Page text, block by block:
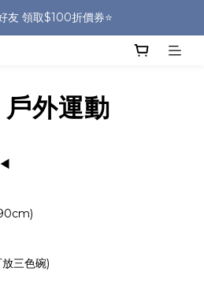
體門市~實背才知道🎒
友 領取$100折價券⭐️
外運動
◀
三色碗)